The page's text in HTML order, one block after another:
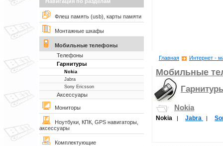
Флеш память (usb), карты памяти
Монтажные шкафы
Мобильные телефоны
Телефоны
Гарнитуры
Nokia
Jabra
Sony Ericsson
Аксессуары
Мониторы
Ноутбуки, КПК, GPS навигаторы,
аксессуары
Комплектующие
Главная Интернет -
Мобильные
Nokia
Nokia | Jabra |